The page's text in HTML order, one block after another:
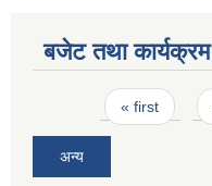
बजेट तथा कार्यक्रम
Pages« first
अन्य